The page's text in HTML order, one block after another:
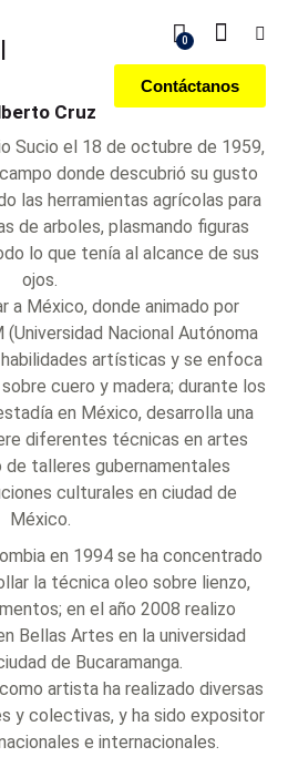
0
Contáctanos
Cruz
Sucio el 18 de octubre de 1959,
donde descubrió su gusto
las herramientas agrícolas para
de arboles, plasmando figuras
lo que tenía al alcance de sus
ojos.
a México, donde animado por
Nacional Autónoma
artísticas y se enfoca
cuero y madera; durante los
en México, desarrolla una
diferentes técnicas en artes
talleres gubernamentales
culturales en ciudad de
México.
en 1994 se ha concentrado
la técnica oleo sobre lienzo,
en el año 2008 realizo
Bellas Artes en la universidad
de Bucaramanga.
artista ha realizado diversas
y colectivas, y ha sido expositor
e internacionales.